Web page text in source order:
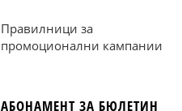
Правилници за
промоционални кампании
АБОНАМЕНТ ЗА БЮЛЕТИН